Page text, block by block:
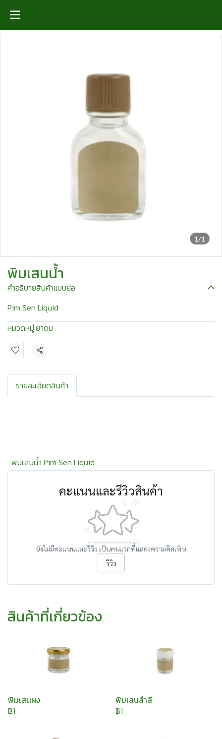
1/1
พิมเสนน้ำ
คำอธิบายสินค้าแบบย่อ
Pim Sen Liquid
หมวดหมู่:ยาดม
แชร์
รายละเอียดสินค้า
พิมเสนน้ำ Pim Sen Liquid
คะแนนและรีวิวสินค้า
ยังไม่มีคะแนนและรีวิว เป็นคนแรกที่แสดงความคิดเห็น
รีวิว
สินค้าที่เกี่ยวข้อง
พิมเสนผง
฿1
พิมเสนสำลี
฿1